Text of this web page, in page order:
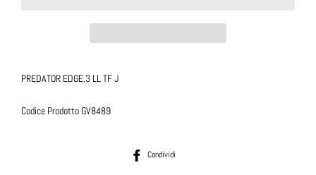
PREDATOR EDGE.3 LL TF J
Codice Prodotto GV8489
Condividi